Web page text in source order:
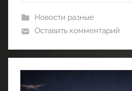
Новости разные
Оставить комментарий